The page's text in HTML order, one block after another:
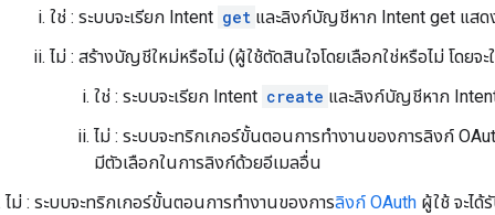
ใช่ : ระบบจะเรียก Intent get และลิงก์บัญชีหาก Intent get แสด
ไม่ : สร้างบัญชีใหม่หรือไม่ (ผู้ใช้ตัดสินใจโดยเลือกใช่หรือไม่ โดย
ใช่ : ระบบจะเรียก Intent create และลิงก์บัญชีหาก
ไม่ : ระบบจะทริกเกอร์ขั้นตอนการทำงานของการลิงก์
มีตัวเลือกในการลิงก์ด้วยอีเมลอื่น
ไม่ : ระบบจะทริกเกอร์ขั้นตอนการทำงานของการลิงก์ OAuth ผู้ใช้ จะได้